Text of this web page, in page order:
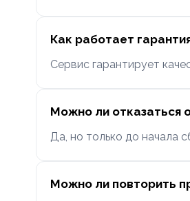
Как работает
Сервис гарантирует
Можно ли отказаться
Да, но только до начала
Можно ли повторить